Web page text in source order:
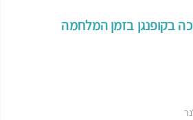
בקופנגן בזמן המלחמה